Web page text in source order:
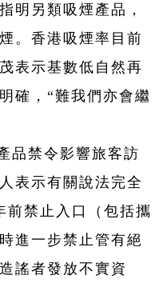
明另類吸煙產品，
。香港吸煙率目前
表示基數低自然再
確，“難我們亦會繼
品禁令影響旅客訪
表示有關說法完全
前禁止入口（包括攜
進一步禁止管有絕
謠者發放不實資